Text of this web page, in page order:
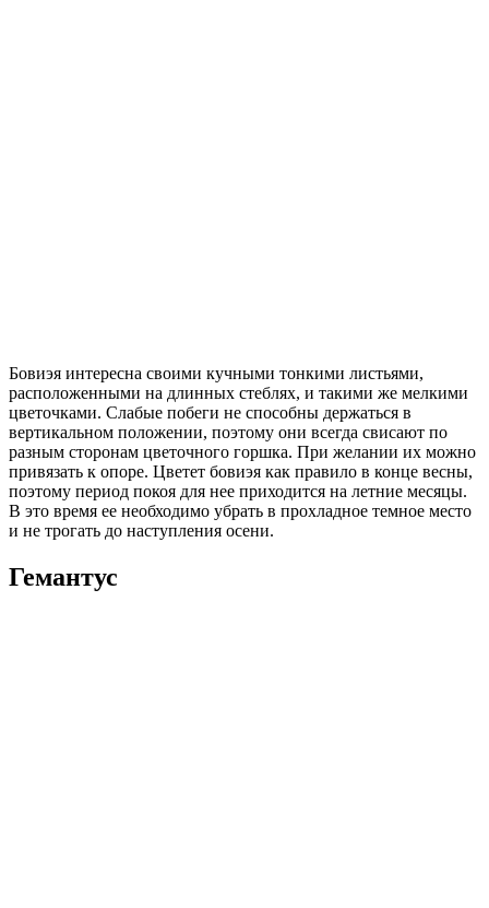
Бовиэя интересна своими кучными тонкими листьями,
расположенными на длинных стеблях, и такими же мелкими
цветочками. Слабые побеги не способны держаться в
вертикальном положении, поэтому они всегда свисают по
разным сторонам цветочного горшка. При желании их можно
привязать к опоре. Цветет бовиэя как правило в конце весны,
поэтому период покоя для нее приходится на летние месяцы.
В это время ее необходимо убрать в прохладное темное место
и не трогать до наступления осени.
Гемантус